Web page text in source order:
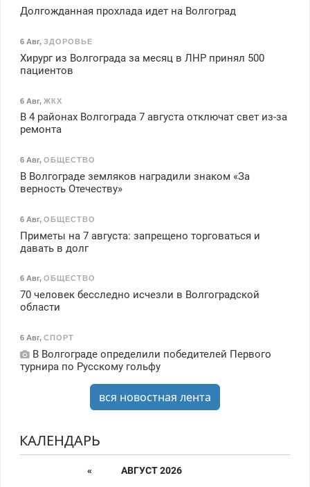
Долгожданная прохлада идет на Волгоград
6 Авг, ЗДОРОВЬЕ
Хирург из Волгограда за месяц в ЛНР принял 500
пациентов
6 Авг, ЖКХ
В 4 районах Волгограда 7 августа отключат свет из-за
ремонта
6 Авг, ОБЩЕСТВО
В Волгограде земляков наградили знаком «За
верность Отечеству»
6 Авг, ОБЩЕСТВО
Приметы на 7 августа: запрещено торговаться и
давать в долг
6 Авг, ОБЩЕСТВО
70 человек бесследно исчезли в Волгоградской
области
6 Авг, СПОРТ
В Волгограде определили победителей Первого
турнира по Русскому гольфу
вся новостная лента
КАЛЕНДАРЬ
«
АВГУСТ 2026